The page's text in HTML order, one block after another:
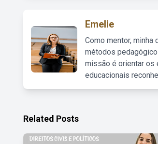
Emelie
Como mentor,
métodos
missão é orientar os
educacionais
Related Posts